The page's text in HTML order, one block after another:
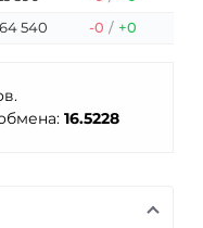
540 -0 / +0
16.5228